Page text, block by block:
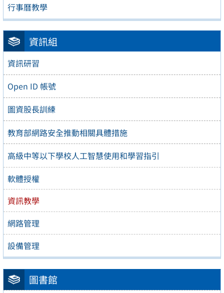
行事曆教學
資訊組
資訊研習
Open ID 帳號
圖資股長訓練
教育部網路安全推動相關具體措施
高級中等以下學校人工智慧使用和學習指引
軟體授權
資訊教學
網路管理
設備管理
圖書館